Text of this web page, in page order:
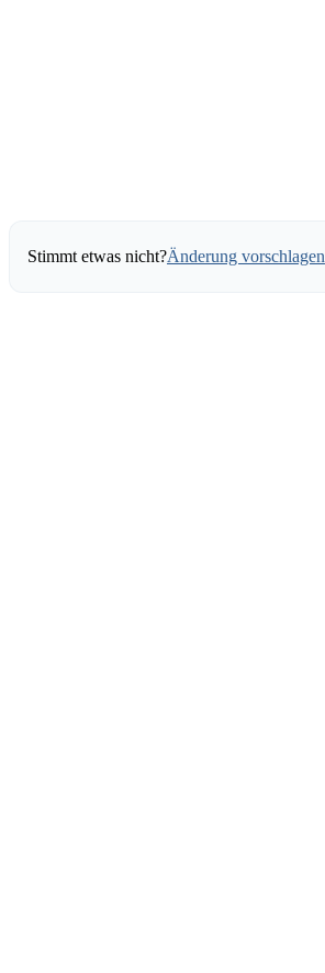
Stimmt etwas nicht?Änderung vorschlagen